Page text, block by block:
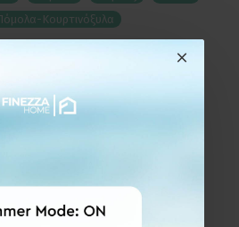
Κουρτινόξυλα
ΕΤΑΙΡΕΙΑΣ